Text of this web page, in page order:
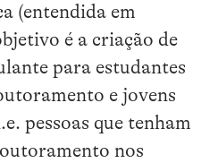
(entendida em
é a criação de
para estudantes
e jovens
pessoas que tenham
nos